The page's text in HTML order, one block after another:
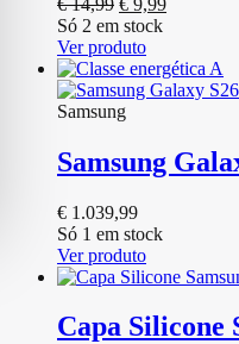
preço
original
era:
€ 14,99.
é:
€ 9,99.
Só 2 em stock
Ver produto
Samsung
Samsung
€ 1.039,99
Só 1 em stock
Ver produto
Capa Silicone